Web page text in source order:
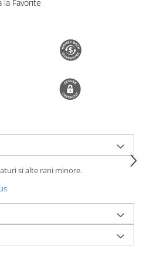
la Favorite
si alte rani minore.